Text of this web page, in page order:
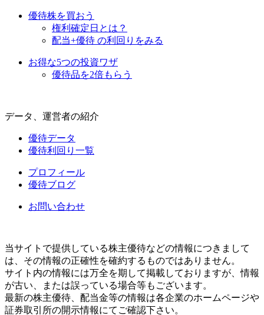
優待株を買おう
権利確定日とは？
配当+優待 の利回りをみる
お得な5つの投資ワザ
優待品を2倍もらう
データ、運営者の紹介
優待データ
優待利回り一覧
プロフィール
優待ブログ
お問い合わせ
当サイトで提供している株主優待などの情報につきまして
は、その情報の正確性を確約するものではありません。
サイト内の情報には万全を期して掲載しておりますが、情報
が古い、または誤っている場合等もございます。
最新の株主優待、配当金等の情報は各企業のホームページや
証券取引所の開示情報にてご確認下さい。